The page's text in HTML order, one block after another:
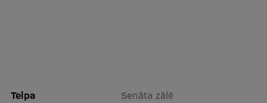
Starptautiskie projekti
Telpa Senāta zālē